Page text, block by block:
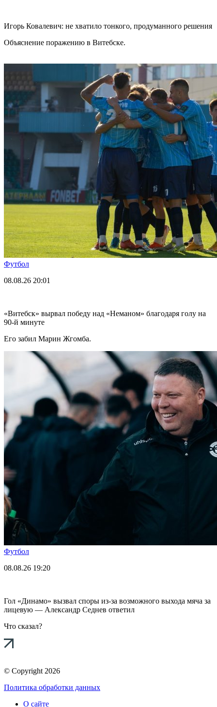
Игорь Ковалевич: не хватило тонкого, продуманного решения
Объяснение поражению в Витебске.
Футбол
08.08.26 20:01
«Витебск» вырвал победу над «Неманом» благодаря голу на
90-й минуте
Его забил Марин Жгомба.
Футбол
08.08.26 19:20
Гол «Динамо» вызвал споры из-за возможного выхода мяча за
лицевую — Александр Седнев ответил
Что сказал?
© Copyright 2026
Политика обработки данных
О сайте